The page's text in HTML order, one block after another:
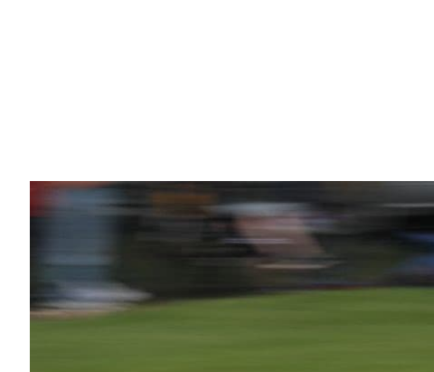
你的賽車以近200英里的時速在賽道上狂奔之
對車手和車輛造成莫大危害。